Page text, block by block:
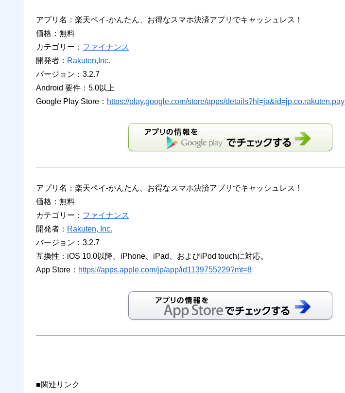
アプリ名：楽天ペイ-かんたん、お得なスマホ決済アプリでキャッシュレス！
価格：無料
カテゴリー： ファイナンス
開発者： Rakuten,Inc.
バージョン：3.2.7
Android 要件：5.0以上
Google Play Store： https://play.google.com/store/apps/details?hl=ja&id=jp.co.rakuten.pay
アプリ名：楽天ペイ-かんたん、お得なスマホ決済アプリでキャッシュレス！
価格：無料
カテゴリー： ファイナンス
開発者： Rakuten, Inc.
バージョン：3.2.7
互換性：iOS 10.0以降。iPhone、iPad、およびiPod touchに対応。
App Store： https://apps.apple.com/jp/app/id1139755229?mt=8
■関連リンク